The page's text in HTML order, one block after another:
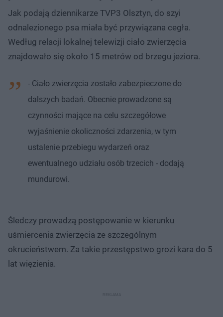
Jak podają dziennikarze TVP3 Olsztyn, do szyi
odnalezionego psa miała być przywiązana cegła.
Według relacji lokalnej telewizji ciało zwierzęcia
znajdowało się około 15 metrów od brzegu jeziora.
- Ciało zwierzęcia zostało zabezpieczone do
dalszych badań. Obecnie prowadzone są
czynności mające na celu szczegółowe
wyjaśnienie okoliczności zdarzenia, w tym
ustalenie przebiegu wydarzeń oraz
ewentualnego udziału osób trzecich - dodają
mundurowi.
Śledczy prowadzą postępowanie w kierunku
uśmiercenia zwierzęcia ze szczególnym
okrucieństwem. Za takie przestępstwo grozi kara do 5
lat więzienia.